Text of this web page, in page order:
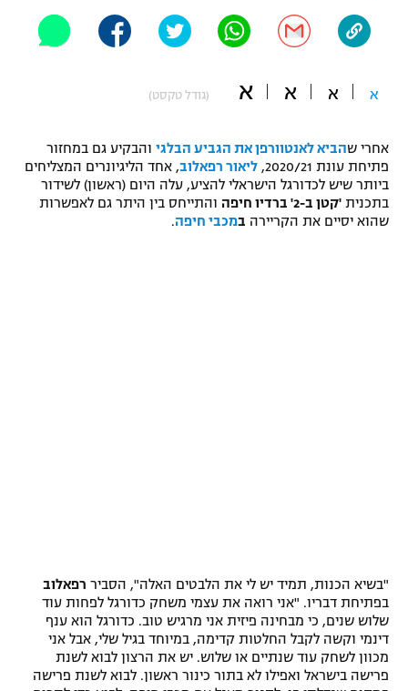
"מחצית בשכונה" – פודקאסט
משתתפים וזוכים בפרסים
תקנון משתתפים וזוכים בפרסים
תקנון עבור פעילות אלקטרה
תקנון עבור פעילות ספורט 1 – "מרלן"
טניס
גיימינג E-Sports
המגזין
אופניים
ספורט מוטורי
פוטבול אמריקאי NFL
בייסבול MLB
א א א א (גודל טקסט)
אחרי שהביא לאנטוורפן את הגביע הבלגי והבקיע גם במחזור
פתיחת עונת 2020/21,
ליאור רפאלוב, אחד הליגיונרים המצליחים
ביותר שיש לכדורגל הישראלי להציע, עלה היום (ראשון) לשידור
בתכנית 'קטן ב-2' ברדיו חיפה
והתייחס בין היתר גם לאפשרות
שהוא יסיים את הקריירה במכבי חיפה.
"בשיא הכנות, תמיד יש לי את הלבטים האלה", הסביר רפאלוב
בפתיחת דבריו. "אני רואה את עצמי משחק כדורגל לפחות עוד
שלוש שנים, כי מבחינה פיזית אני מרגיש טוב. כדורגל הוא ענף
דינמי וקשה לקבל החלטות קדימה, במיוחד בגיל שלי, אבל אני
מכוון לשחק עוד שנתיים או שלוש. יש את הרצון לבוא לשנת
פרישה בישראל ואפילו לא בתור כינור ראשון. לבוא לשנת פרישה